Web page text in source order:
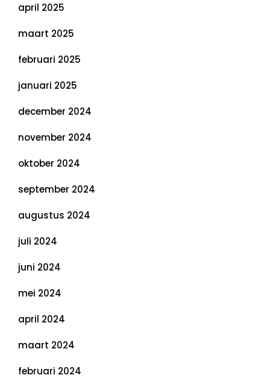
april 2025
maart 2025
februari 2025
januari 2025
december 2024
november 2024
oktober 2024
september 2024
augustus 2024
juli 2024
juni 2024
mei 2024
april 2024
maart 2024
februari 2024